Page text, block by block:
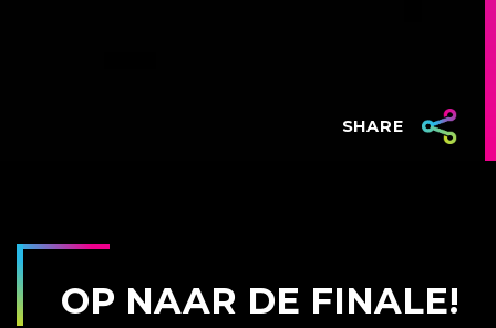
SHARE
OP NAAR DE FINALE!